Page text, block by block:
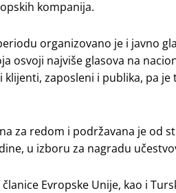
kompanija.
organizovano je i javno
osvoji najviše glasova na
zaposleni i publika, pa je
za redom i podržavana je od
u izboru za nagradu
Evropske Unije, kao i